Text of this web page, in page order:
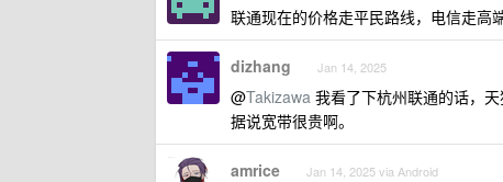
联通现在的价格走平民路线，电信走高
dizhang Jan 14, 2025
@Takizawa 我看了下杭州联通的话，
据说宽带很贵啊。
amrice Jan 14, 2025 via Android